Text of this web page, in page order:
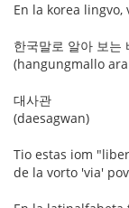
En la korea
한국말로 알아 보는
(hangungmallo
대사관
(daesagwan)
Tio estas iom
de la vorto 'via'